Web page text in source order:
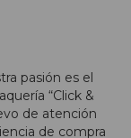
pasión es el
“Click &
de atención
de compra